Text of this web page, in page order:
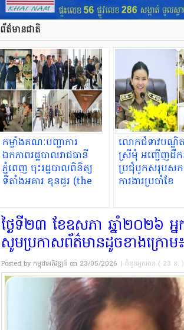
ព័ត៌មានជាតិ
កម្លាំងគណៈបញ្ជាការ
ឯកភាពរដ្ឋបាលរាជធានី
ភ្នំពេញ ចុះរដ្ឋបាលពិនិត្យ
ទីតាំងអគារ ខុនដូរ (the
ខណ្ឌប្ញស្សីកែវ
លោកជំទាវបណ្ឌិ
ស្រីមុំ អញ្ជើញដឹក
ប្រជុំបូកសរុបសក
ការងារប្រចាំខែ
ថ្ងៃទី២៣ ខែឧសភា ឆ្នាំ២០២៦ អ្ន
សូមប្រកាសព័ត៌មានដូចខាងក្រោម៖
Posted by កម្ពុជាអភិវឌ្ឍន៍ on 23/05/2026 | ចំនួនអ្នកអាន ( 23 ន. )